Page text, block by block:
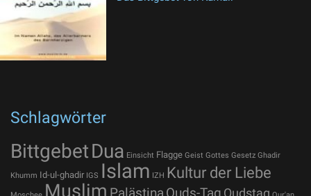
Schlagwörter
BittgebetDua Einsicht Flagge Geist Gottes Gesetz Ghadir
Khumm Id-ul-ghadir IGS Islam IZH Kultur der Liebe
Muslim Palästina Quds-Tag Qudstag